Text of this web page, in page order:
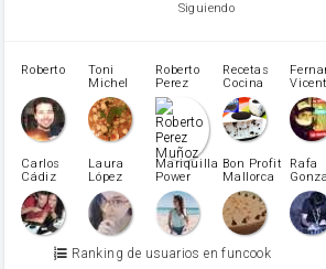
Opcional: Azúcar avainillado
patatas
pimiento rojo
Pimentón
pimiento verde
miel
vino blanco
Azúcar glass
Azúcar moreno
Zumo de limón
Siguiendo
Roberto
Toni
Michel
Caubet
Roberto
Perez
Muñoz
Recetas
Cocina
Carlos
Cádiz
Laura
López
Martínez
Mariquilla
Power
Bon Profit
Mallorca
Rafa
Ranking de usuarios en funcook